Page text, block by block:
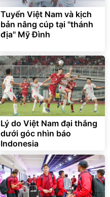
trong di chuyển
295.000đ
Đã bán nhiều
Tuyển Việt Nam và kịch
bản nâng cúp tại "thánh
địa" Mỹ Đình
Lý do Việt Nam đại thắng
dưới góc nhìn báo
Indonesia